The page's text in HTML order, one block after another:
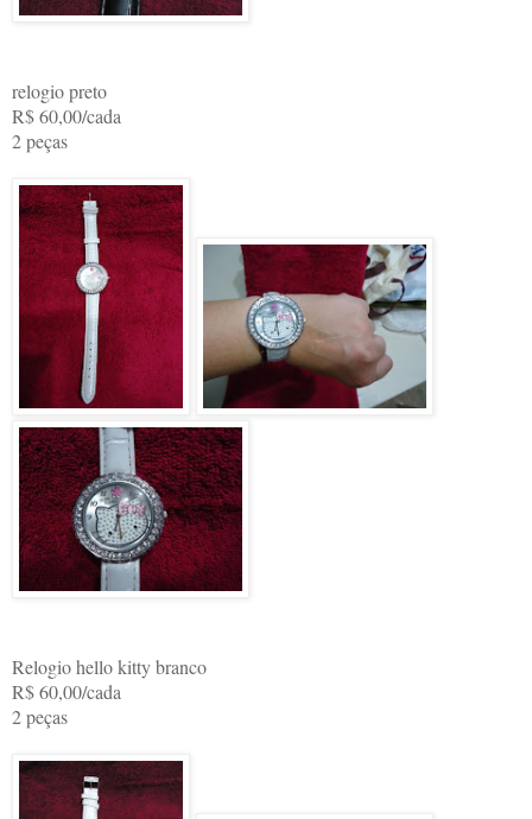
relogio preto
R$ 60,00/cada
2 peças
Relogio hello kitty branco
R$ 60,00/cada
2 peças